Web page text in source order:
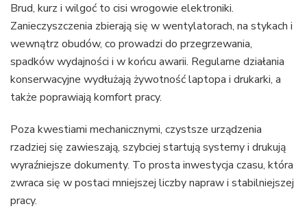
Brud, kurz i wilgoć to cisi wrogowie elektroniki.
Zanieczyszczenia zbierają się w wentylatorach, na stykach i
wewnątrz obudów, co prowadzi do przegrzewania,
spadków wydajności i w końcu awarii. Regularne działania
konserwacyjne wydłużają żywotność laptopa i drukarki, a
także poprawiają komfort pracy.
Poza kwestiami mechanicznymi, czystsze urządzenia
rzadziej się zawieszają, szybciej startują systemy i drukują
wyraźniejsze dokumenty. To prosta inwestycja czasu, która
zwraca się w postaci mniejszej liczby napraw i stabilniejszej
pracy.